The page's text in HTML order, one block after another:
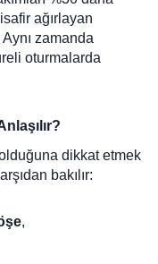
ağırlayan
zamanda
oturmalarda
olduğuna dikkat etmek
bakılır:
,